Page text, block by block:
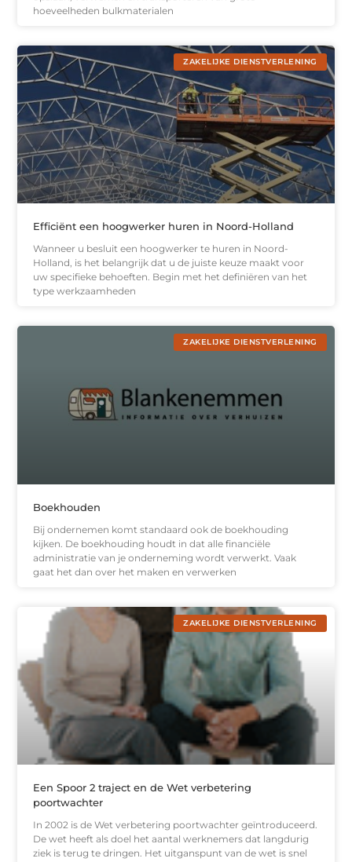
hoeveelheden bulkmaterialen
ZAKELIJKE DIENSTVERLENING
Efficiënt een hoogwerker huren in Noord-Holland
Wanneer u besluit een hoogwerker te huren in Noord-
Holland, is het belangrijk dat u de juiste keuze maakt voor
uw specifieke behoeften. Begin met het definiëren van het
type werkzaamheden
ZAKELIJKE DIENSTVERLENING
Boekhouden
Bij ondernemen komt standaard ook de boekhouding
kijken. De boekhouding houdt in dat alle financiële
administratie van je onderneming wordt verwerkt. Vaak
gaat het dan over het maken en verwerken
ZAKELIJKE DIENSTVERLENING
Een Spoor 2 traject en de Wet verbetering
poortwachter
In 2002 is de Wet verbetering poortwachter geïntroduceerd.
De wet heeft als doel het aantal werknemers dat langdurig
ziek is terug te dringen. Het uitganspunt van de wet is snel